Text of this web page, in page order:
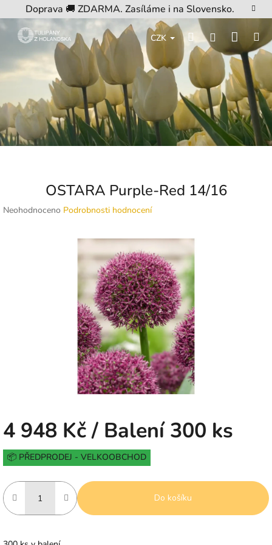
na
obsah
Doprava 🚚 ZDARMA. Zasíláme i na Slovensko.
CZK HledatPřihlášení
košík
OSTARA Purple-Red 14/16
Průměrné
Neohodnoceno Podrobnosti hodnocení
4 948 Kč/ Balení 300 ks
Měrná
cena:
📦 PŘEDPRODEJ - VELKOOBCHOD
Do košíku